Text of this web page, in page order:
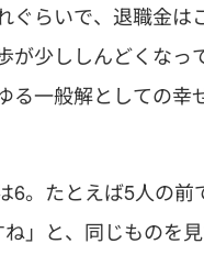
らいで、退職金
少ししんどくな
一般解としての
。たとえば5人の前
」と、同じものを